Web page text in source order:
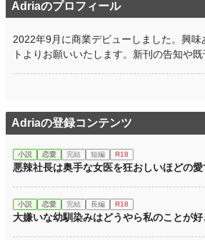
年間ポイント 5,719 pt (42,996 位)
累計ポイント 614,600 pt (8,858 位)
Adriaのプロフィール
2022年9月に商業デビューしました。興味
トよりお願いいたします。新刊の告知や既
Adriaの登録コンテンツ
小説 恋愛 完結 短編 R18
悪辣社長は奥手な女医を狂おしいほどの
小説 恋愛 完結 長編 R18
大嫌いな幼馴染みはどうやら私のことが